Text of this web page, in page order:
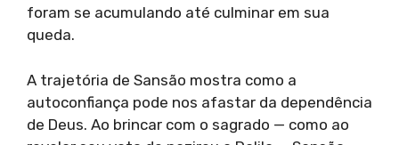
foram se acumulando até culminar em sua
queda.
A trajetória de Sansão mostra como a
autoconfiança pode nos afastar da dependência
de Deus. Ao brincar com o sagrado — como ao